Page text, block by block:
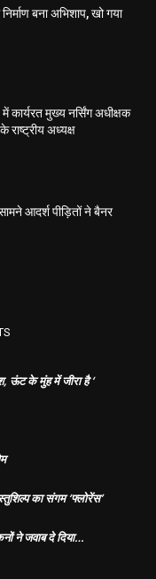
निर्माण बना अभिशाप, खो गया
कार्यरत मुख्य नर्सिंग अधीक्षक
राष्ट्रीय अध्यक्ष
आदर्श पीड़ितों ने बैनर
ऊंट के मुंह में जीरा है ‘
का संगम ‘फ्लोरेंस’
ने जवाब दे दिया…